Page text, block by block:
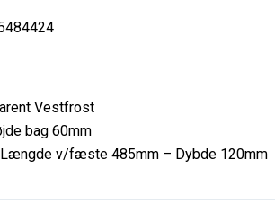
Vestfrost
bag 60mm
v/fæste 485mm – Dybde 120mm